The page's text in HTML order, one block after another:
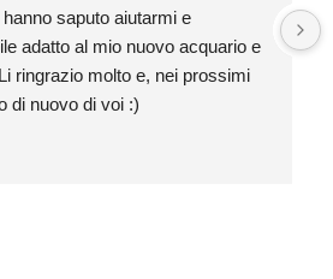
saputo aiutarmi e
adatto al mio nuovo acquario e
ringrazio molto e, nei prossimi
di nuovo di voi :)